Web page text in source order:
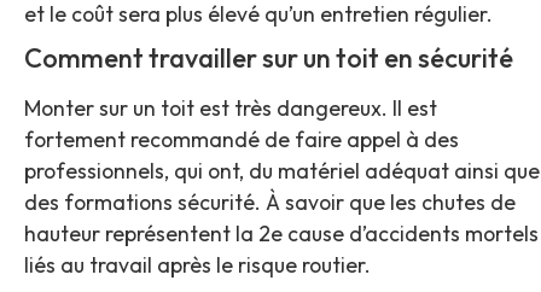
et le coût sera plus élevé qu’un entretien régulier.
Comment travailler sur un toit en sécurité
Monter sur un toit est très dangereux. Il est
fortement recommandé de faire appel à des
professionnels, qui ont, du matériel adéquat ainsi que
des formations sécurité. À savoir que les chutes de
hauteur représentent la 2e cause d’accidents mortels
liés au travail après le risque routier.